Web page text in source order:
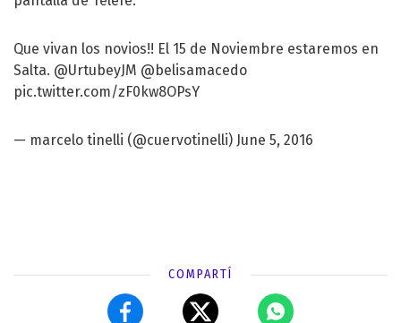
Que vivan los novios!! El 15 de Noviembre estaremos en
Salta. @UrtubeyJM @belisamacedo
pic.twitter.com/zF0kw8OPsY
— marcelo tinelli (@cuervotinelli) June 5, 2016
COMPARTÍ